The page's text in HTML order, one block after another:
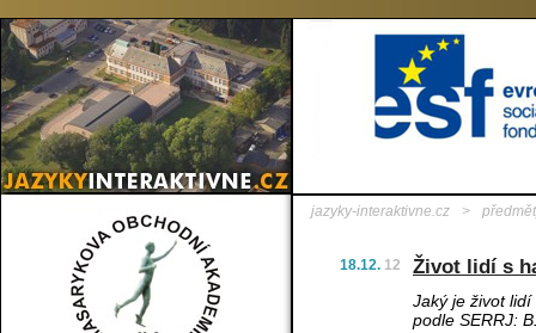
jazyky-interaktivne.cz >
18.12. 12 Život lidí s
Jaký je život
podle SERRJ: